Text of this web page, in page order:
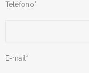
Teléfono*
E-mail*